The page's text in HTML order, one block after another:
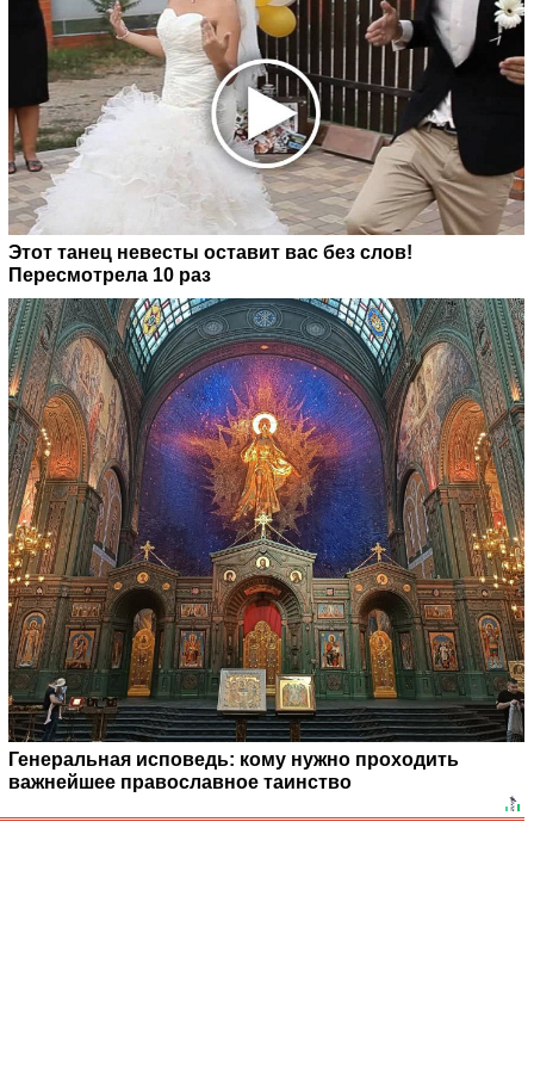
Этот танец невесты оставит вас без слов!
Пересмотрела 10 раз
Генеральная исповедь: кому нужно проходить
важнейшее православное таинство